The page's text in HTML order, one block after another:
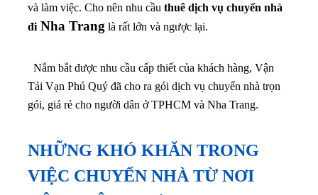
và làm việc. Cho nên nhu cầu thuê dịch vụ chuyển nhà
đi Nha Trang là rất lớn và ngược lại.
Nắm bắt được nhu cầu cấp thiết của khách hàng, Vận
Tải Vạn Phú Quý đã cho ra gói dịch vụ chuyển nhà trọn
gói, giá rẻ cho người dân ở TPHCM và Nha Trang.
NHỮNG KHÓ KHĂN TRONG
VIỆC CHUYỂN NHÀ TỪ NƠI